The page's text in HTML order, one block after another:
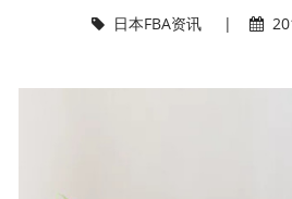
日本FBA资讯|